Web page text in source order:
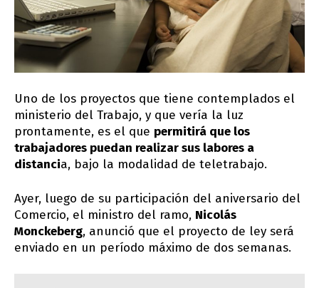
Uno de los proyectos que tiene contemplados el
ministerio del Trabajo, y que vería la luz
prontamente, es el que permitirá que los
trabajadores puedan realizar sus labores a
distancia, bajo la modalidad de teletrabajo.
Ayer, luego de su participación del aniversario del
Comercio, el ministro del ramo, Nicolás
Monckeberg, anunció que el proyecto de ley será
enviado en un período máximo de dos semanas.